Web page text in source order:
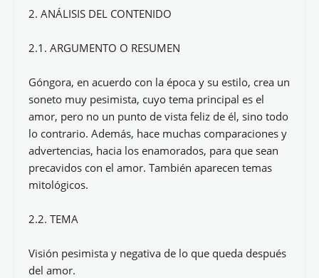
2. ANÁLISIS DEL CONTENIDO
2.1. ARGUMENTO O RESUMEN
Góngora, en acuerdo con la época y su estilo, crea un
soneto muy pesimista, cuyo tema principal es el
amor, pero no un punto de vista feliz de él, sino todo
lo contrario. Además, hace muchas comparaciones y
advertencias, hacia los enamorados, para que sean
precavidos con el amor. También aparecen temas
mitológicos.
2.2. TEMA
Visión pesimista y negativa de lo que queda después
del amor.